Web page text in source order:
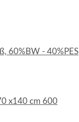
60%BW - 40%PES